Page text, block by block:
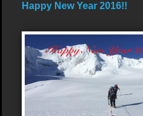
Happy New Year 2016!!